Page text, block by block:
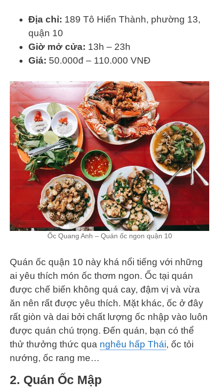
Địa chỉ: 189 Tô Hiến Thành, phường 13,
quận 10
Giờ mở cửa: 13h – 23h
Giá: 50.000đ – 110.000 VNĐ
Ốc Quang Anh – Quán ốc ngon quận 10
Quán ốc quận 10 này khá nổi tiếng với những
ai yêu thích món ốc thơm ngon. Ốc tại quán
được chế biến không quá cay, đậm vị và vừa
ăn nên rất được yêu thích. Mặt khác, ốc ở đây
rất giòn và dai bởi chất lượng ốc nhập vào luôn
được quán chú trọng. Đến quán, bạn có thể
thử thưởng thức qua nghêu hấp Thái, ốc tỏi
nướng, ốc rang me…
2. Quán Ốc Mập